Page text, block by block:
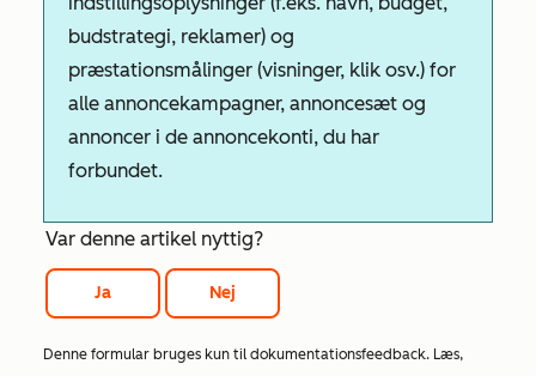
budstrategi, reklamer) og
præstationsmålinger (visninger, klik osv.) for
alle annoncekampagner, annoncesæt og
annoncer i de annoncekonti, du har
forbundet.
Var denne artikel nyttig?
Ja Nej
Denne formular bruges kun til dokumentationsfeedback. Læs,